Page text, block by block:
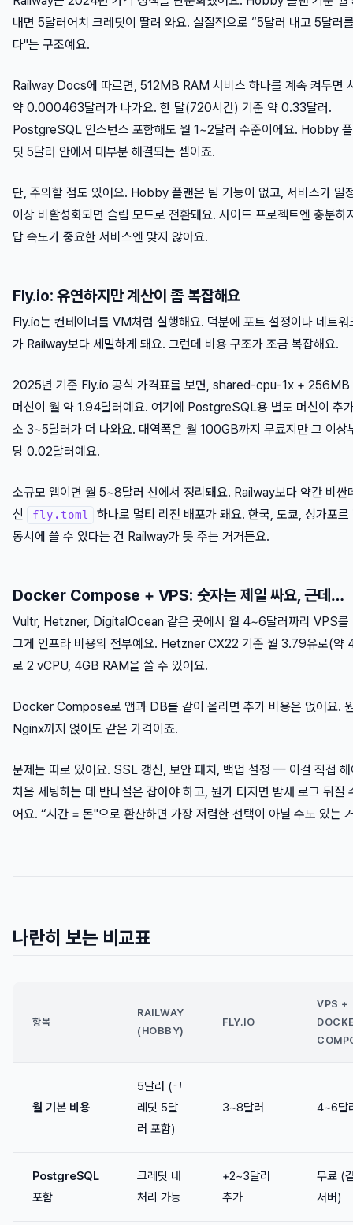
내면 5달러어치 크레딧이 딸려 와요. 실질적으로 “5달러 내고 5달러
다"는 구조예요.
Railway Docs에 따르면, 512MB RAM 서비스 하나를 계속 켜두면
약 0.000463달러가 나가요. 한 달(720시간) 기준 약 0.33달러.
PostgreSQL 인스턴스 포함해도 월 1~2달러 수준이에요. Hobby
딧 5달러 안에서 대부분 해결되는 셈이죠.
단, 주의할 점도 있어요. Hobby 플랜은 팀 기능이 없고, 서비스가 일
이상 비활성화되면 슬립 모드로 전환돼요. 사이드 프로젝트엔 충분하
답 속도가 중요한 서비스엔 맞지 않아요.
Fly.io: 유연하지만 계산이 좀 복잡해요
Fly.io는 컨테이너를 VM처럼 실행해요. 덕분에 포트 설정이나 네트워
가 Railway보다 세밀하게 돼요. 그런데 비용 구조가 조금 복잡해요.
2025년 기준 Fly.io 공식 가격표를 보면, shared-cpu-1x + 256MB
머신이 월 약 1.94달러예요. 여기에 PostgreSQL용 별도 머신이 추
소 3~5달러가 더 나와요. 대역폭은 월 100GB까지 무료지만 그 이상
당 0.02달러예요.
소규모 앱이면 월 5~8달러 선에서 정리돼요. Railway보다 약간 비싼
신
fly.toml
하나로 멀티 리전 배포가 돼요. 한국, 도쿄, 싱가포르
동시에 쓸 수 있다는 건 Railway가 못 주는 거거든요.
Docker Compose + VPS: 숫자는 제일 싸요, 근데…
Vultr, Hetzner, DigitalOcean 같은 곳에서 월 4~6달러짜리 VPS를
그게 인프라 비용의 전부예요. Hetzner CX22 기준 월 3.79유로(약
로 2 vCPU, 4GB RAM을 쓸 수 있어요.
Docker Compose로 앱과 DB를 같이 올리면 추가 비용은 없어요.
Nginx까지 얹어도 같은 가격이죠.
문제는 따로 있어요. SSL 갱신, 보안 패치, 백업 설정 — 이걸 직접 해
처음 세팅하는 데 반나절은 잡아야 하고, 뭔가 터지면 밤새 로그 뒤질
어요. “시간 = 돈"으로 환산하면 가장 저렴한 선택이 아닐 수도 있는
나란히 보는 비교표
항목
RAILWAY
(HOBBY)
FLY.IO
VPS +
월 기본 비용
5달러 (크
레딧 5달
러 포함)
3~8달러 4~6달
PostgreSQL
포함
크레딧 내
처리 가능
+2~3달러
추가
무료 (
서버)